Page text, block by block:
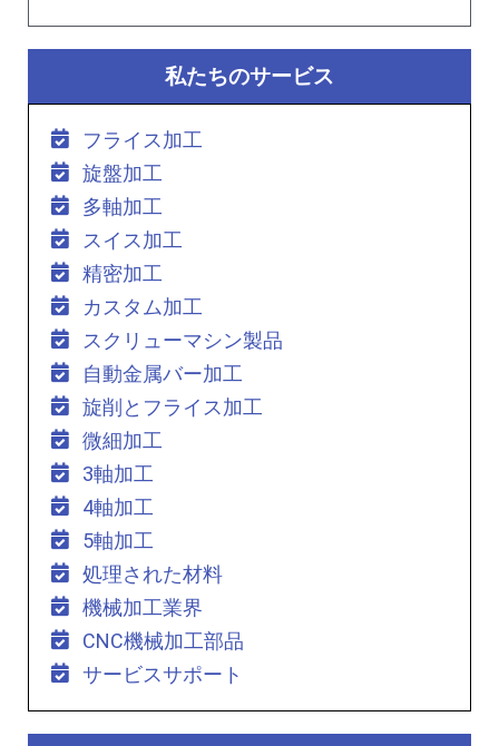
私たちのサービス
フライス加工
旋盤加工
多軸加工
スイス加工
精密加工
カスタム加工
スクリューマシン製品
自動金属バー加工
旋削とフライス加工
微細加工
3軸加工
4軸加工
5軸加工
処理された材料
機械加工業界
CNC機械加工部品
サービスサポート